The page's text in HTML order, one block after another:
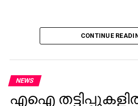
എഐ തട്ടിപ്പുകളില്‍